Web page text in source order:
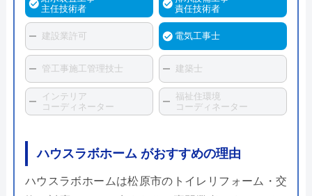
主任技術者
責任技術者
建設業許可 電気工事士
管工事施工管理技士 建築士
インテリア
コーディネーター
福祉住環境
コーディネーター
ハウスラボホーム がおすすめの理由
ハウスラボホームは松原市のトイレリフォーム・交